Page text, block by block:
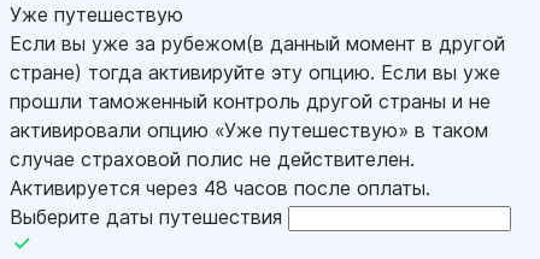
Уже путешествую
Если вы уже за рубежом(в данный момент в другой
стране) тогда активируйте эту опцию. Если вы уже
прошли таможенный контроль другой страны и не
активировали опцию «Уже путешествую» в таком
случае страховой полис не действителен.
Активируется через 48 часов после оплаты.
Выберите даты путешествия